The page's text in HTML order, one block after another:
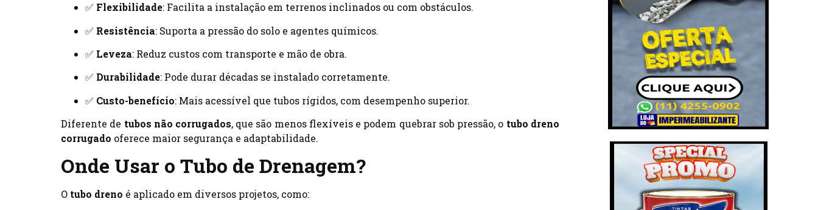
✅ Flexibilidade: Facilita a instalação em terrenos inclinados ou com obstáculos.
✅ Resistência: Suporta a pressão do solo e agentes químicos.
✅ Leveza: Reduz custos com transporte e mão de obra.
✅ Durabilidade: Pode durar décadas se instalado corretamente.
✅ Custo-benefício: Mais acessível que tubos rígidos, com desempenho superior.
Diferente de tubos não corrugados, que são menos flexíveis e podem quebrar sob pressão, o tubo dreno
corrugado oferece maior segurança e adaptabilidade.
Onde Usar o Tubo de Drenagem?
O tubo dreno é aplicado em diversos projetos, como: